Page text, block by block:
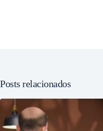
Posts relacionados